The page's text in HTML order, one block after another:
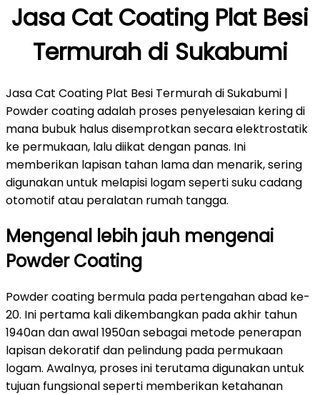
Jasa Cat Coating Plat Besi
Termurah di Sukabumi
Jasa Cat Coating Plat Besi Termurah di Sukabumi |
Powder coating adalah proses penyelesaian kering di
mana bubuk halus disemprotkan secara elektrostatik
ke permukaan, lalu diikat dengan panas. Ini
memberikan lapisan tahan lama dan menarik, sering
digunakan untuk melapisi logam seperti suku cadang
otomotif atau peralatan rumah tangga.
Mengenal lebih jauh mengenai
Powder Coating
Powder coating bermula pada pertengahan abad ke-
20. Ini pertama kali dikembangkan pada akhir tahun
1940an dan awal 1950an sebagai metode penerapan
lapisan dekoratif dan pelindung pada permukaan
logam. Awalnya, proses ini terutama digunakan untuk
tujuan fungsional seperti memberikan ketahanan